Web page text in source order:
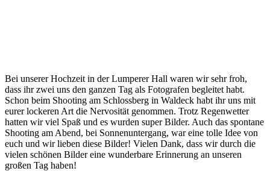
Bei unserer Hochzeit in der Lumperer Hall waren wir sehr froh,
dass ihr zwei uns den ganzen Tag als Fotografen begleitet habt.
Schon beim Shooting am Schlossberg in Waldeck habt ihr uns mit
eurer lockeren Art die Nervosität genommen. Trotz Regenwetter
hatten wir viel Spaß und es wurden super Bilder. Auch das spontane
Shooting am Abend, bei Sonnenuntergang, war eine tolle Idee von
euch und wir lieben diese Bilder! Vielen Dank, dass wir durch die
vielen schönen Bilder eine wunderbare Erinnerung an unseren
großen Tag haben!